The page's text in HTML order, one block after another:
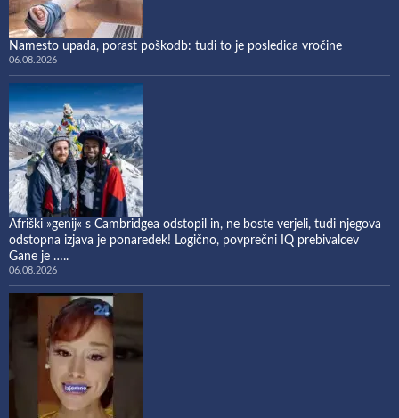
Namesto upada, porast poškodb: tudi to je posledica vročine
06.08.2026
Afriški »genij« s Cambridgea odstopil in, ne boste verjeli, tudi njegova
odstopna izjava je ponaredek! Logično, povprečni IQ prebivalcev
Gane je …..
06.08.2026